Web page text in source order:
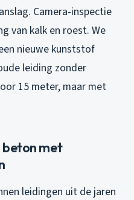
Camera-inspectie
van kalk en roest. We
nieuwe kunststof
leiding zonder
15 meter, maar met
beton met
leidingen uit de jaren